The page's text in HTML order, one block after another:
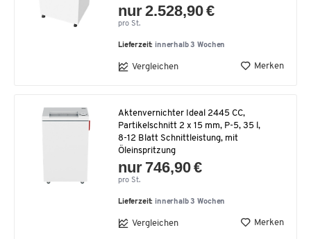
nur 2.528,90 €
pro St.
Lieferzeit: innerhalb 3 Wochen
Vergleichen Merken
Aktenvernichter Ideal 2445 CC,
Partikelschnitt 2 x 15 mm, P-5, 35 l,
8-12 Blatt Schnittleistung, mit
Öleinspritzung
nur 746,90 €
pro St.
Lieferzeit: innerhalb 3 Wochen
Vergleichen Merken